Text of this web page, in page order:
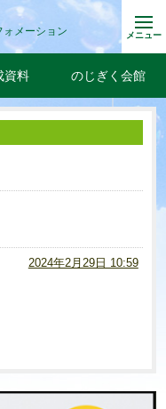
ォメーション メニュー
資料 のじぎく会館
2024年2月29日 10:59